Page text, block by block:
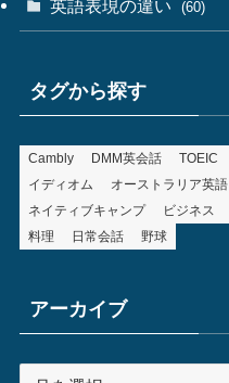
英語表現の違い (60)
タグから探す
Cambly DMM英会話 TOEIC
イディオム
オーストラリア英語
ネイティブキャンプ
ビジネス
料理
日常会話 野球
アーカイブ